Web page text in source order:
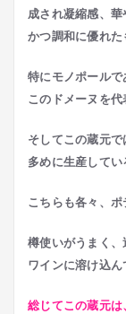
成され凝縮感、華
かつ調和に優れた
特にモノポールで
このドメーヌを代
そしてこの蔵元
多めに生産してい
こちらも各々、ポ
樽使いがうまく
ワインに溶け込ん
総じてこの蔵元